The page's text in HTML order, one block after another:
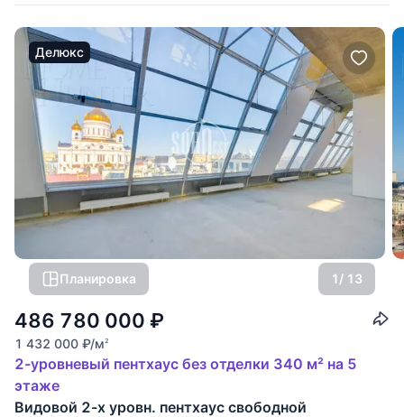
Делюкс
Планировка 1/ 13
486 780 000 ₽
1 432 000 ₽/м2
2-уровневый пентхаус без отделки 340 м² на 5
этаже
Видовой 2-х уровн. пентхаус свободной